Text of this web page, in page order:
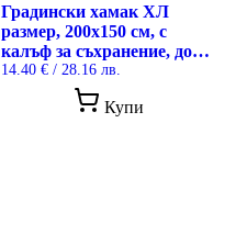
Градински хамак ХЛ
размер, 200х150 см, с
калъф за съхранение, до
200 кг. натоварване
14.40 € / 28.16 лв.
Купи